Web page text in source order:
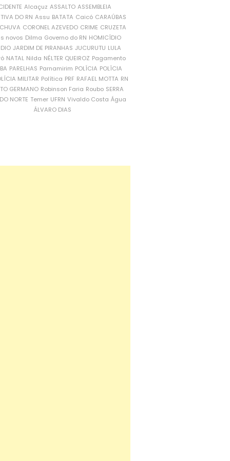
Alcaçuz ASSALTO ASSEMBLEIA
DO RN Assu BATATA Caicó CARAÚBAS
CORONEL AZEVEDO CRIME CRUZETA
novos Dilma Governo do RN HOMICÍDIO
JARDIM DE PIRANHAS JUCURUTU LULA
NATAL Nilda NÉLTER QUEIROZ Pagamento
PARELHAS Parnamirim POLÍCIA POLÍCIA
MILITAR Política PRF RAFAEL MOTTA RN
GERMANO Robinson Faria Roubo SERRA
NORTE Temer UFRN Vivaldo Costa Água
ÁLVARO DIAS